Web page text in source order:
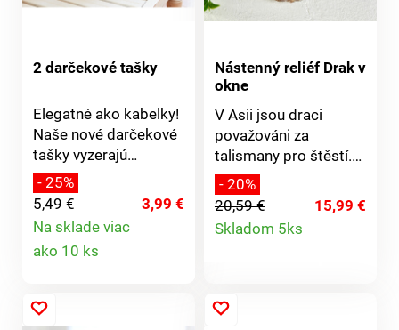
výučbu plávania2
vopred testovaný vinyl
2 darčekové tašky
Elegatné ako kabelky!
Naše nové darčekové
tašky vyzerajú
noblesne a kvalitne.
Zložité balenie
darčekov je už
minulosťou. A šťastný
príjemca sa bude cítiť
dvakrát.
- 25%
5,49 €
3,99 €
Na sklade viac
ako 10 ks
Nástenný reliéf Drak v
okne
V Asii jsou draci
považováni za
talismany pro štěstí.
Nyní se dostávají i k
nám. Stejně jako naše
půvabná dračí dáma,
která se dívá z okna
tváři každého.
Okouzlující poutač na
- 20%
20,59 €
15,99 €
Skladom 5ks
Detail